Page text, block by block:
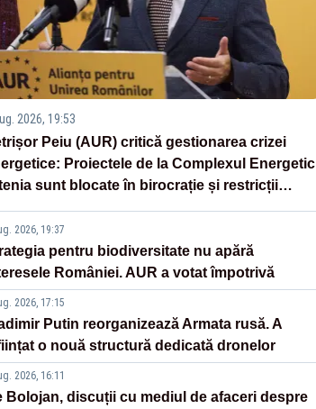
2026, 19:53
Peiu (AUR) critică gestionarea crizei
Proiectele de la Complexul Energetic
sunt blocate în birocrație și restricții
2026, 19:37
pentru biodiversitate nu apără
României. AUR a votat împotrivă
2026, 17:15
Putin reorganizează Armata rusă. A
o nouă structură dedicată dronelor
2026, 16:11
Bolojan, discuții cu mediul de afaceri despre